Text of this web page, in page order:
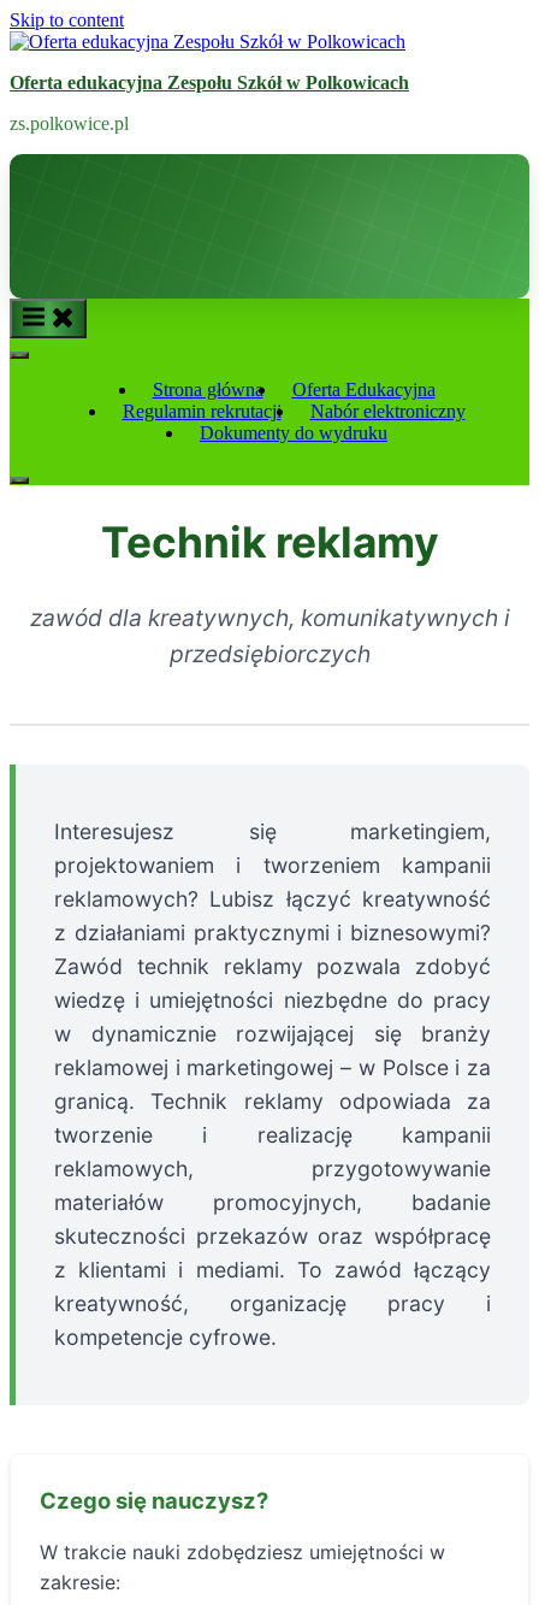
Skip to content
Oferta edukacyjna Zespołu Szkół w Polkowicach
zs.polkowice.pl
Strona główna
Oferta Edukacyjna
Regulamin rekrutacji
Nabór elektroniczny
Dokumenty do wydruku
Technik reklamy
zawód dla kreatywnych, komunikatywnych i
przedsiębiorczych
Interesujesz się marketingiem,
projektowaniem i tworzeniem kampanii
reklamowych? Lubisz łączyć kreatywność
z działaniami praktycznymi i biznesowymi?
Zawód technik reklamy pozwala zdobyć
wiedzę i umiejętności niezbędne do pracy
w dynamicznie rozwijającej się branży
reklamowej i marketingowej – w Polsce i za
granicą. Technik reklamy odpowiada za
tworzenie i realizację kampanii
reklamowych, przygotowywanie
materiałów promocyjnych, badanie
skuteczności przekazów oraz współpracę
z klientami i mediami. To zawód łączący
kreatywność, organizację pracy i
kompetencje cyfrowe.
Czego się nauczysz?
W trakcie nauki zdobędziesz umiejętności w
zakresie: